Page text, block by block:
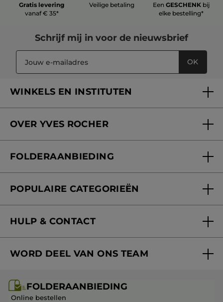
Gratis levering
vanaf € 35*
Veilige betaling EenGESCHENK bij
elke bestelling*
Schrijf mij in voor de nieuwsbrief
OK
WINKELS EN INSTITUTEN
Verzorging in onze Schoonheidsinstituten
OVER YVES ROCHER
Onze beloften
Blog Act Beautiful
FOLDERAANBIEDING
POPULAIRE CATEGORIEËN
Aanbiedingen
Cadeau-ideeën
Kerstcollectie
HULP & CONTACT
Mijn geschenken
Veelgestelde vragen
WORD DEEL VAN ONS TEAM
Franchisenemer of bedrijfsleider worden
FOLDERAANBIEDING
Online bestellen